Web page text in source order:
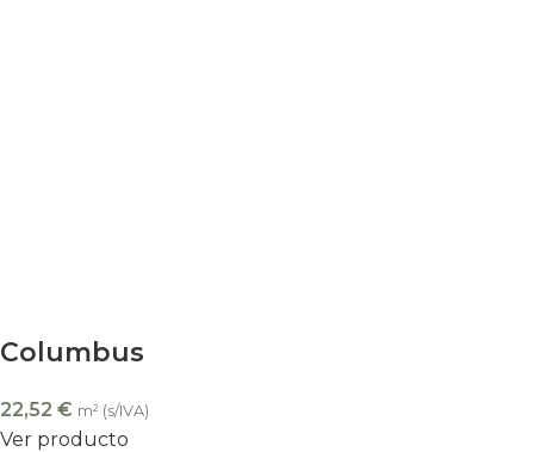
Columbus
22,52 € m² (s/IVA)
Ver producto